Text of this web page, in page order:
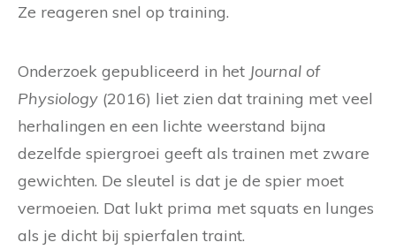
Ze reageren snel op training.
Onderzoek gepubliceerd in het Journal of
Physiology (2016) liet zien dat training met veel
herhalingen en een lichte weerstand bijna
dezelfde spiergroei geeft als trainen met zware
gewichten. De sleutel is dat je de spier moet
vermoeien. Dat lukt prima met squats en lunges
als je dicht bij spierfalen traint.